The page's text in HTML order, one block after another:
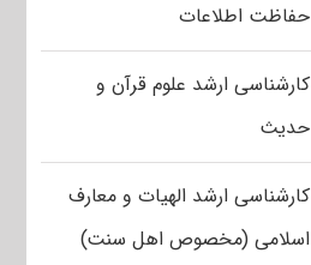
حفاظت اطلاعات
کارشناسی ارشد علوم قرآن و
حدیث
کارشناسی ارشد الهیات و معارف
اسلامی (مخصوص اهل سنت)